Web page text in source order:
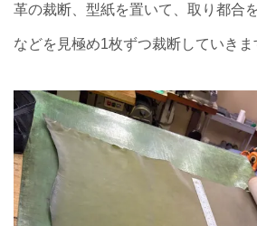
革の裁断、型紙を置いて、取り都合
などを見極め1枚ずつ裁断していきま